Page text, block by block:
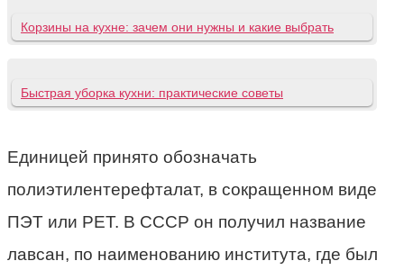
Корзины на кухне: зачем они нужны и какие выбрать
Быстрая уборка кухни: практические советы
Единицей принято обозначать
полиэтилентерефталат, в сокращенном виде
ПЭТ или PET. В СССР он получил название
лавсан, по наименованию института, где был